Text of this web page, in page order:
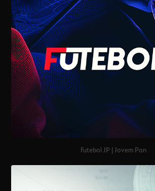
Futebol JP | Jovem Pan